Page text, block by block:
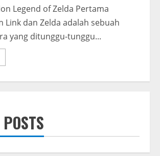
Legend of Zelda Pertama
Link dan Zelda adalah sebuah
yang ditunggu-tunggu...
Menampilkan